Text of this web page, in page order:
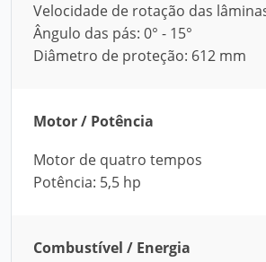
Velocidade de rotação das
Ângulo das pás: 0° - 15°
Diâmetro de proteção: 612 mm
Motor / Potência
Motor de quatro tempos
Potência: 5,5 hp
Combustível / Energia